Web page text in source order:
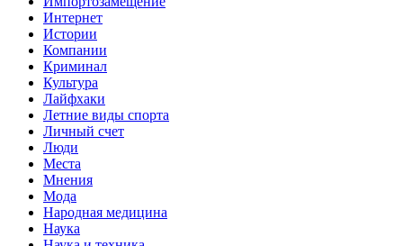
Интернет
Истории
Компании
Криминал
Культура
Лайфхаки
Летние виды спорта
Личный счет
Люди
Места
Мнения
Мода
Народная медицина
Наука